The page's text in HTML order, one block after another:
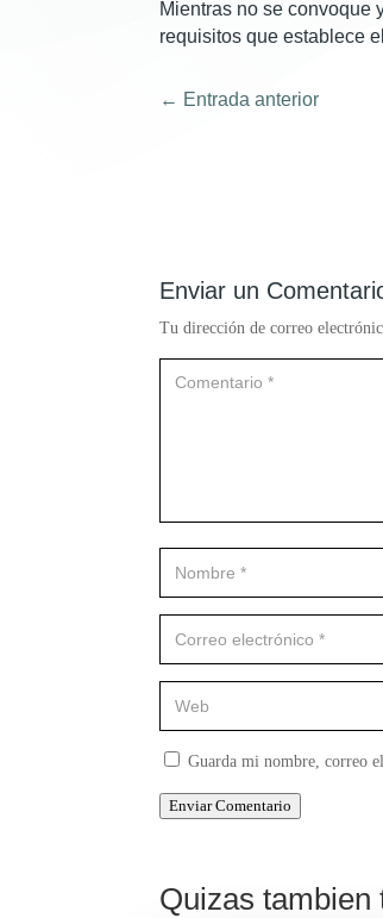
Mientras no se convoque
requisitos que establece
← Entrada anterior
Enviar un
Tu dirección de correo
Guarda mi nombre, correo
Enviar Comentario
Quizas tambien